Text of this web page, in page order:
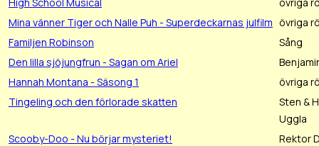
Mina vänner Tiger och Nalle Puh - Superdeckarnas julfilm övriga
Familjen Robinson
Sång
Den lilla sjöjungfrun - Sagan om Ariel
Hannah Montana - Säsong 1
övriga
Tingeling och den förlorade skatten
Sten &
Uggla
Scooby-Doo - Nu börjar mysteriet!
Rektor